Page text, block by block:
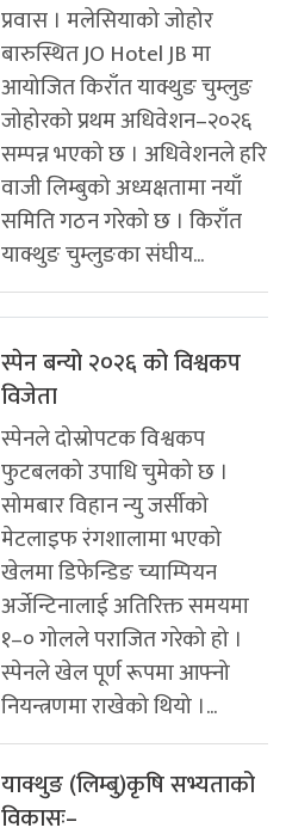
प्रवास । मलेसियाको जोहोर
बारुस्थित JO Hotel JB मा
आयोजित किराँत याक्थुङ चुम्लुङ
जोहोरको प्रथम अधिवेशन–२०२६
सम्पन्न भएको छ । अधिवेशनले हरि
वाजी लिम्बुको अध्यक्षतामा नयाँ
समिति गठन गरेको छ । किराँत
याक्थुङ चुम्लुङका संघीय...
स्पेन बन्यो २०२६ को विश्वकप
विजेता
स्पेनले दोस्रोपटक विश्वकप
फुटबलको उपाधि चुमेको छ ।
सोमबार विहान न्यु जर्सीको
मेटलाइफ रंगशालामा भएको
खेलमा डिफेन्डिङ च्याम्पियन
अर्जेन्टिनालाई अतिरिक्त समयमा
१–० गोलले पराजित गरेको हो ।
स्पेनले खेल पूर्ण रूपमा आफ्नो
नियन्त्रणमा राखेको थियो ।...
याक्थुङ (लिम्बु)कृषि सभ्यताको
विकासः–